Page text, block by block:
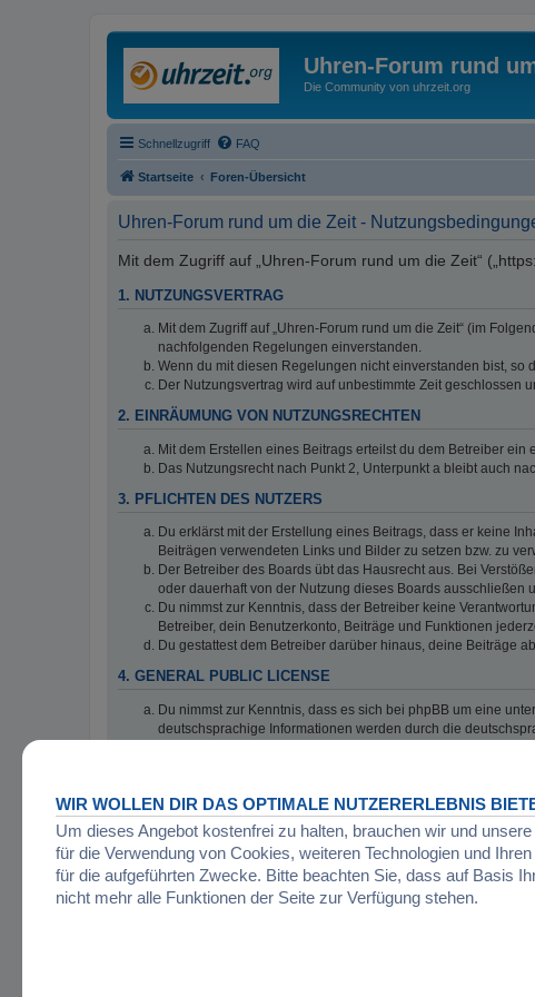
Uhren-Forum rund
Die Community von uhrzeit.org
Schnellzugriff FAQ
Startseite Foren-Übersicht
Uhren-Forum rund um die Zeit -
Mit dem Zugriff auf „Uhren-Forum rund um die Zeit“
1. NUTZUNGSVERTRAG
Mit dem Zugriff auf „Uhren-Forum rund um die Zeit“ (im
nachfolgenden Regelungen einverstanden.
Wenn du mit diesen Regelungen nicht einverstanden bist,
Der Nutzungsvertrag wird auf unbestimmte Zeit
2. EINRÄUMUNG VON NUTZUNGSRECHTEN
Mit dem Erstellen eines Beitrags erteilst du dem Betreiber
Das Nutzungsrecht nach Punkt 2, Unterpunkt a bleibt auch
3. PFLICHTEN DES NUTZERS
Du erklärst mit der Erstellung eines Beitrags, dass er keine
Beiträgen verwendeten Links und Bilder zu setzen bzw. zu
Der Betreiber des Boards übt das Hausrecht aus. Bei
oder dauerhaft von der Nutzung dieses Boards ausschließen
Du nimmst zur Kenntnis, dass der Betreiber keine
Betreiber, dein Benutzerkonto, Beiträge und Funktionen
Du gestattest dem Betreiber darüber hinaus, deine Beiträge
4. GENERAL PUBLIC LICENSE
Du nimmst zur Kenntnis, dass es sich bei phpBB um eine unter
deutschsprachige Informationen werden durch die
Der Betreiber haftet mit Ausnahme der Verletzung von
grob fahrlässiges Verhalten zurückzuführen sind. Dies gilt
Die Haftung ist gegenüber Verbrauchern außer bei
wesentlicher Vertragspflichten (Kardinalpflichten) auf die bei
begrenzt. Dies gilt auch für mittelbare Folgeschäden wie
Die Haftung ist gegenüber Unternehmern außer bei der
WIR WOLLEN DIR DAS OPTIMALE NUTZERERLEBNIS
Um dieses Angebot kostenfrei zu halten, brauchen wir und
für die Verwendung von Cookies, weiteren Technologien und
für die aufgeführten Zwecke. Bitte beachten Sie, dass auf Basis
nicht mehr alle Funktionen der Seite zur Verfügung stehen.